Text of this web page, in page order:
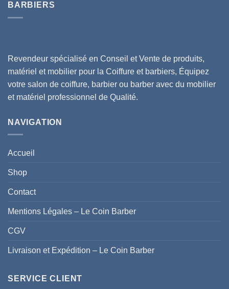
BARBIERS
Revendeur spécialisé en Conseil et Vente de produits,
matériel et mobilier pour la Coiffure et barbiers, Équipez
votre salon de coiffure, barbier ou barber avec du mobilier
et matériel professionnel de Qualité.
NAVIGATION
Accueil
Shop
Contact
Mentions Légales – Le Coin Barber
CGV
Livraison et Expédition – Le Coin Barber
SERVICE CLIENT